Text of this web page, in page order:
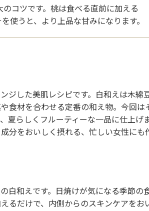
コツです。桃は食べる直前に加える
使うと、より上品な甘みになります。
ジした美肌レシピです。白和えは木綿
食材を合わせる定番の和え物。今回は
夏らしくフルーティーな一品に仕上げ
分をおいしく摂れる、忙しい女性にも
白和えです。日焼けが気になる季節の
るだけで、内側からのスキンケアをお